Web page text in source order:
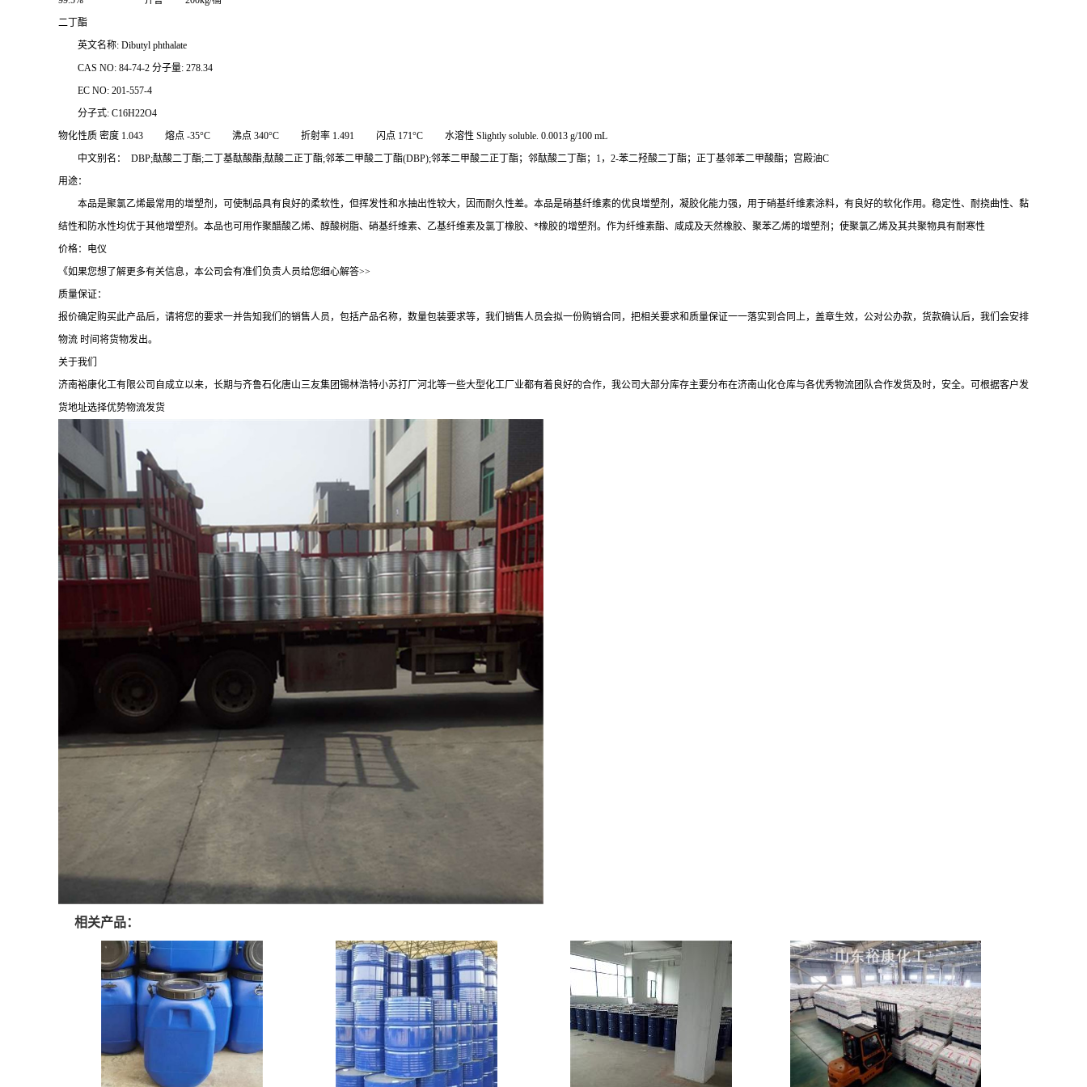
二丁酯
英文名称: Dibutyl phthalate
CAS NO: 84-74-2 分子量: 278.34
EC NO: 201-557-4
分子式: C16H22O4
物化性质 密度 1.043 熔点 -35°C 沸点 340°C 折射率 1.491 闪点 171°C 水溶性 Slightly soluble. 0.0013 g/100 mL
中文别名： DBP;酞酸二丁酯;二丁基酞酸酯;酞酸二正丁酯;邻苯二甲酸二丁酯(DBP);邻苯二甲酸二正丁酯；邻酞酸二丁酯；1，2-苯二羟酸二丁酯；正丁基邻苯二甲酸酯；宫殿油C
用途：
本品是聚氯乙烯最常用的增塑剂，可使制品具有良好的柔软性，但挥发性和水抽出性较大，因而耐久性差。本品是硝基纤维素的优良增塑剂，凝胶化能力强，用于硝基纤维素涂料，有良好的软化作用。稳定性、耐挠曲性、黏
结性和防水性均优于其他增塑剂。本品也可用作聚醋酸乙烯、醇酸树脂、硝基纤维素、乙基纤维素及氯丁橡胶、*橡胶的增塑剂。作为纤维素酯、咸成及天然橡胶、聚苯乙烯的增塑剂；使聚氯乙烯及其共聚物具有耐寒性
价格：电仪
《如果您想了解更多有关信息，本公司会有准们负责人员给您细心解答>>
质量保证：
报价确定购买此产品后，请将您的要求一并告知我们的销售人员，包括产品名称，数量包装要求等，我们销售人员会拟一份购销合同，把相关要求和质量保证一一落实到合同上，盖章生效，公对公办款，货款确认后，我们会安排
物流 时间将货物发出。
关于我们
济南裕康化工有限公司自成立以来，长期与齐鲁石化唐山三友集团锡林浩特小苏打厂河北等一些大型化工厂业都有着良好的合作，我公司大部分库存主要分布在济南山化仓库与各优秀物流团队合作发货及时，安全。可根据客户发
货地址选择优势物流发货
相关产品：